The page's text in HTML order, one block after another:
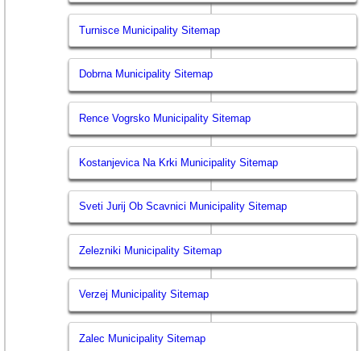
Turnisce Municipality Sitemap
Dobrna Municipality Sitemap
Rence Vogrsko Municipality Sitemap
Kostanjevica Na Krki Municipality Sitemap
Sveti Jurij Ob Scavnici Municipality Sitemap
Zelezniki Municipality Sitemap
Verzej Municipality Sitemap
Zalec Municipality Sitemap